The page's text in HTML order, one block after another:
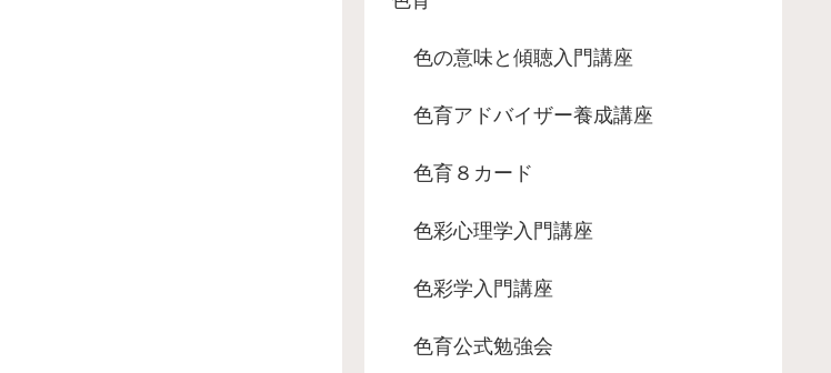
色の意味と傾聴入門講座
色育アドバイザー養成講座
色育８カード
色彩心理学入門講座
色彩学入門講座
色育公式勉強会